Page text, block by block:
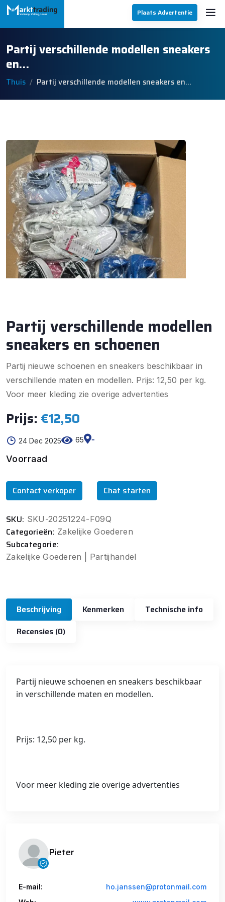
Plaats Advertentie
Partij verschillende modellen sneakers
en…
Thuis Partij verschillende modellen sneakers en…
Partij verschillende modellen
sneakers en schoenen
Partij nieuwe schoenen en sneakers beschikbaar in
verschillende maten en modellen. Prijs: 12,50 per kg.
Voor meer kleding zie overige advertenties
Prijs: €12,50
24 Dec 2025 65
-
Voorraad
Contact verkoper Chat starten
SKU: SKU-20251224-F09Q
Categorieën: Zakelijke Goederen
Subcategorie:
Zakelijke Goederen | Partijhandel
Beschrijving Kenmerken
Technische info
Recensies (0)
Partij nieuwe schoenen en sneakers beschikbaar
in verschillende maten en modellen.
Prijs: 12,50 per kg.
Voor meer kleding zie overige advertenties
Pieter
E-mail:
ho.janssen@protonmail.com